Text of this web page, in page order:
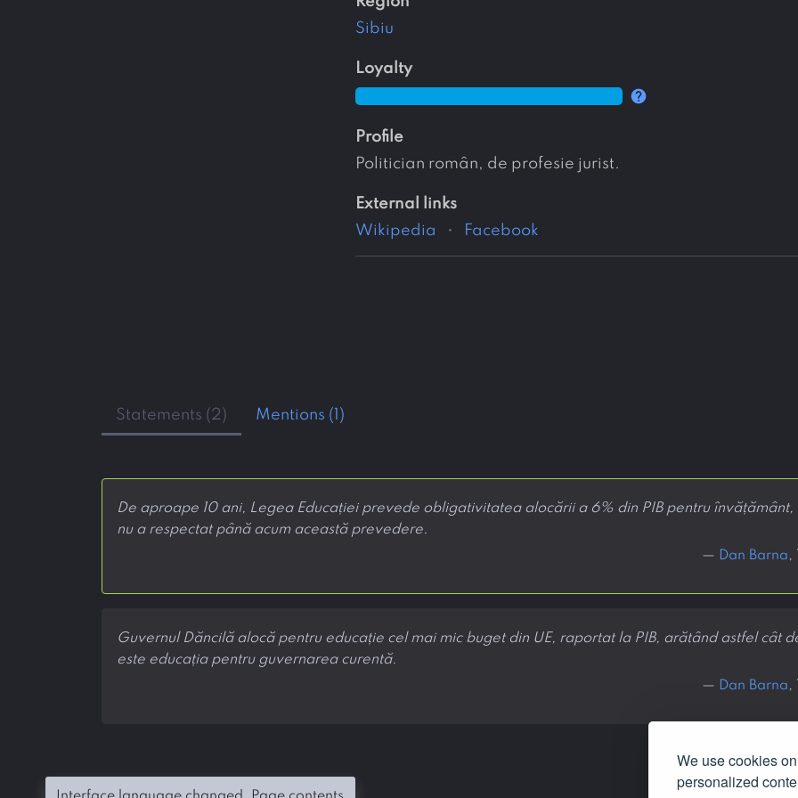
We use cookies
personalized
Sibiu
loyalty
help
profile
Politician român, de profesie jurist.
external links
Wikipedia
Facebook
Statements (2) Mentions (1)
De aproape 10 ani, Legea Educației prevede obligativitatea alocării a 6% din PIB pentru învățământ,
nu a respectat până acum această prevedere.
— Dan Barna,
Guvernul Dăncilă alocă pentru educație cel mai mic buget din UE, raportat la PIB, arătând astfel cât
este educația pentru guvernarea curentă.
— Dan Barna,